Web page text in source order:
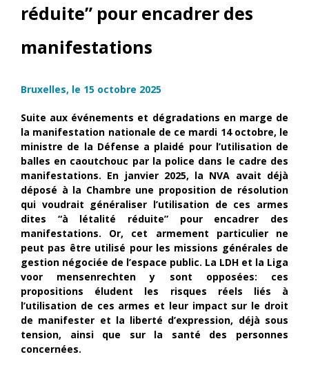
réduite” pour encadrer des
manifestations
Bruxelles, le 15 octobre 2025
Suite aux événements et dégradations en marge de
la manifestation nationale de ce mardi 14 octobre, le
ministre de la Défense a plaidé pour l’utilisation de
balles en caoutchouc par la police dans le cadre des
manifestations. En janvier 2025, la NVA avait déjà
déposé à la Chambre une proposition de résolution
qui voudrait généraliser l’utilisation de ces armes
dites “à létalité réduite” pour encadrer des
manifestations. Or, cet armement particulier ne
peut pas être utilisé pour les missions générales de
gestion négociée de l’espace public. La LDH et la Liga
voor mensenrechten y sont opposées: ces
propositions éludent les risques réels liés à
l’utilisation de ces armes et leur impact sur le droit
de manifester et la liberté d’expression, déjà sous
tension, ainsi que sur la santé des personnes
concernées.